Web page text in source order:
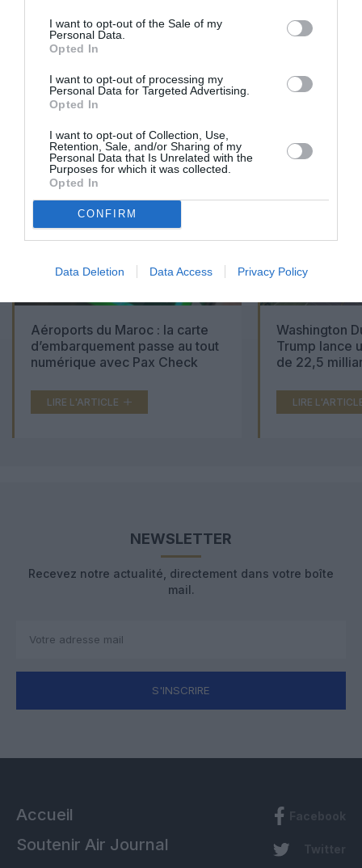
I want to opt-out of the Sale of my
Personal Data.
Opted In
I want to opt-out of processing my
Personal Data for Targeted Advertising.
Opted In
I want to opt-out of Collection, Use,
Retention, Sale, and/or Sharing of my
Personal Data that Is Unrelated with the
Purposes for which it was collected.
Opted In
CONFIRM
Data Deletion Data Access Privacy Policy
CONSULTÉS DU MOIS
Aéroports du Maroc : la carte
d’embarquement passe au tout
numérique avec Pax Check
LIRE L'ARTICLE
Washington
Trump lance
de 22,5
LIRE
NEWSLETTER
Recevez notre actualité, directement dans votre boîte
mail.
S'INSCRIRE
Accueil
Soutenir Air Journal